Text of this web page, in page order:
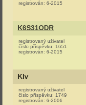
registrován: 6-2015
K6S31ODR
registrovaný uživatel
číslo příspěvku: 1651
registrován: 6-2015
Klv
registrovaný uživatel
číslo příspěvku: 1749
registrován: 6-2006